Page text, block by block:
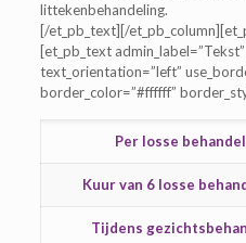
littekenbehandeling.
[/et_pb_text][/
[et_pb_text
text_orientation=”left”
border_color=”#ffffff”
Per losse
Kuur van 6 losse
Tijdens